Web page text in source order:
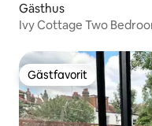
Gästhus
Ivy Cottage Two
Gästfavorit
Gästfavorit